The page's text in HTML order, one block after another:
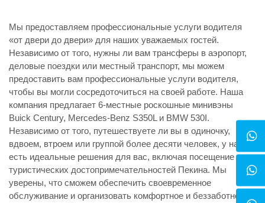
Мы предоставляем профессиональные услуги водителя
«от двери до двери» для наших уважаемых гостей.
Независимо от того, нужны ли вам трансферы в аэропорт,
деловые поездки или местный транспорт, мы можем
предоставить вам профессиональные услуги водителя,
чтобы вы могли сосредоточиться на своей работе. Наша
компания предлагает 6-местные роскошные минивэны
Buick Century, Mercedes-Benz S350L и BMW 530I.
Независимо от того, путешествуете ли вы в одиночку,
вдвоем, втроем или группой более десяти человек, у нас
есть идеальные решения для вас, включая посещение
туристических достопримечательностей Пекина. Мы
уверены, что сможем обеспечить своевременное
обслуживание и организовать комфортное и беззаботное